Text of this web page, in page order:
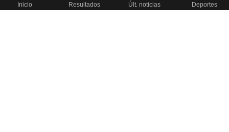
Inicio Resultados Últ. noticias Deportes